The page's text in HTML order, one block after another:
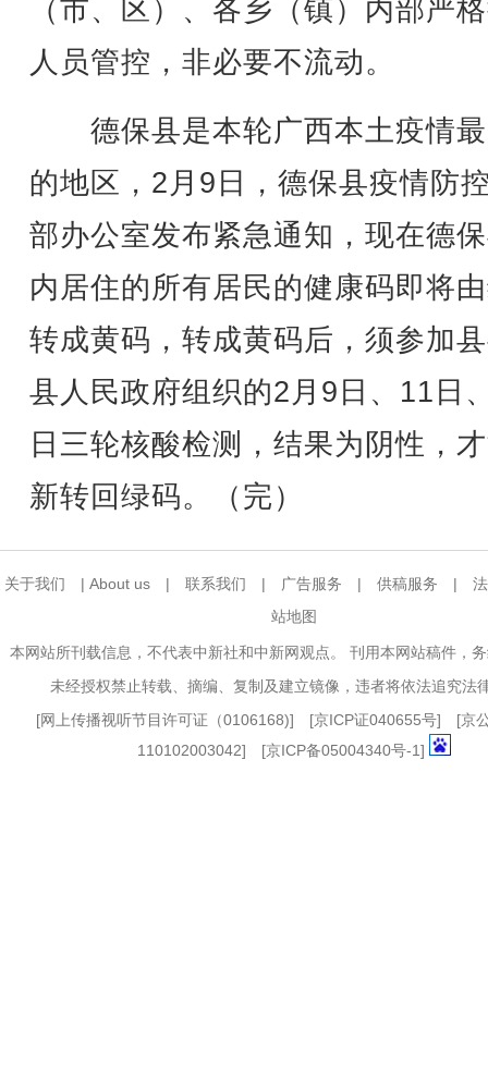
（市、区）、各乡（镇）内部严
人员管控，非必要不流动。
德保县是本轮广西本土疫情
的地区，2月9日，德保县疫情防
部办公室发布紧急通知，现在德
内居住的所有居民的健康码即将
转成黄码，转成黄码后，须参加
县人民政府组织的2月9日、11日
日三轮核酸检测，结果为阴性，
新转回绿码。（完）
关于我们 | About us | 联系我们 | 广告服务 | 供稿服务 |
站地图
本网站所刊载信息，不代表中新社和中新网观点。 刊用本网站稿件，
未经授权禁止转载、摘编、复制及建立镜像，违者将依法追究法
[网上传播视听节目许可证（0106168)] [京ICP证040655号] [京
110102003042] [京ICP备05004340号-1]